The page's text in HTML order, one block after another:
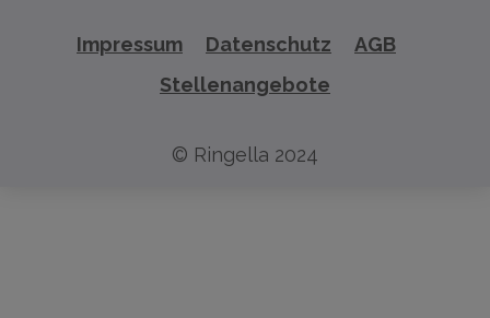
Impressum Datenschutz
AGB
Stellenangebote
© Ringella 2024